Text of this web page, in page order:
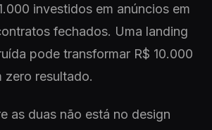
investidos em anúncios em
fechados. Uma landing
pode transformar R$ 10.000
zero resultado.
as duas não está no design